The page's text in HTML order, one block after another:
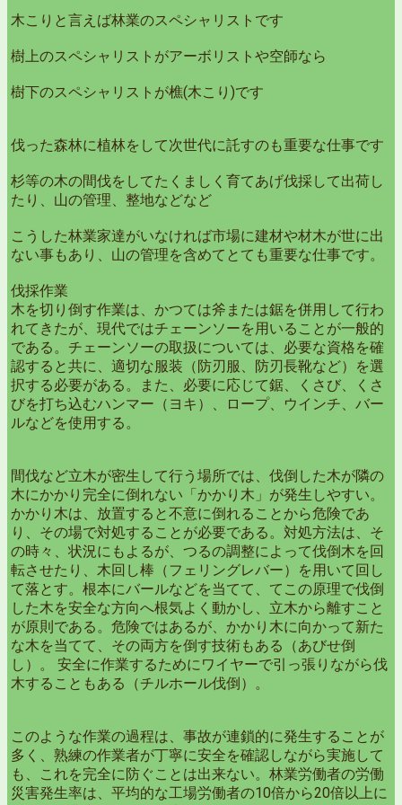
木こりと言えば林業のスペシャリストです
樹上のスペシャリストがアーボリストや空師なら
樹下のスペシャリストが樵(木こり)です
伐った森林に植林をして次世代に託すのも重要な仕事です
杉等の木の間伐をしてたくましく育てあげ伐採して出荷し
たり、山の管理、整地などなど
こうした林業家達がいなければ市場に建材や材木が世に出
ない事もあり、山の管理を含めてとても重要な仕事です。
伐採作業
木を切り倒す作業は、かつては斧または鋸を併用して行わ
れてきたが、現代ではチェーンソーを用いることが一般的
である。チェーンソーの取扱については、必要な資格を確
認すると共に、適切な服装（防刃服、防刃長靴など）を選
択する必要がある。また、必要に応じて鋸、くさび、くさ
びを打ち込むハンマー（ヨキ）、ロープ、ウインチ、バー
ルなどを使用する。
間伐など立木が密生して行う場所では、伐倒した木が隣の
木にかかり完全に倒れない「かかり木」が発生しやすい。
かかり木は、放置すると不意に倒れることから危険であ
り、その場で対処することが必要である。対処方法は、そ
の時々、状況にもよるが、つるの調整によって伐倒木を回
転させたり、木回し棒（フェリングレバー）を用いて回し
て落とす。根本にバールなどを当てて、てこの原理で伐倒
した木を安全な方向へ根気よく動かし、立木から離すこと
が原則である。危険ではあるが、かかり木に向かって新た
な木を当てて、その両方を倒す技術もある（あびせ倒
し）。 安全に作業するためにワイヤーで引っ張りながら伐
木することもある（チルホール伐倒）。
このような作業の過程は、事故が連鎖的に発生することが
多く、熟練の作業者が丁寧に安全を確認しながら実施して
も、これを完全に防ぐことは出来ない。林業労働者の労働
災害発生率は、平均的な工場労働者の10倍から20倍以上に